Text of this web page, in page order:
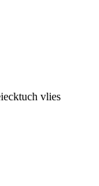
vlies